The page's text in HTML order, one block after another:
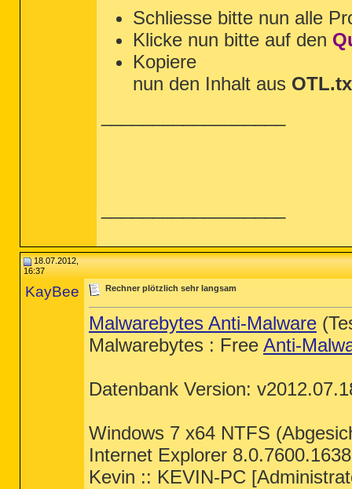
KR10N.sys
nvstor32.sys
ahcix86s.sys
/md5stop
%systemroot%\System32\config\*.sav
%systemroot%\system32\*.dll /
Schliesse bitte nun alle
Klicke nun bitte auf den
Kopiere
nun den Inhalt aus
18.07.2012,
16:37
KayBee Rechner plötzlich sehr langsam
Malwarebytes Anti-Malware
Malwarebytes : Free Anti-
Datenbank Version:
Windows 7 x64 NTFS
Internet Explorer
Kevin :: KEVIN-PC